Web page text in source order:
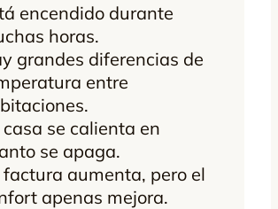
encendido durante
horas.
grandes diferencias de
entre
casa se calienta en
se apaga.
factura aumenta, pero el
apenas mejora.